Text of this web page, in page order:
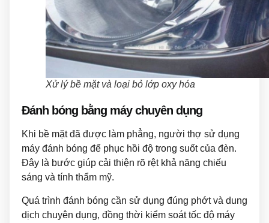
Xử lý bề mặt và loại bỏ lớp oxy hóa
Đánh bóng bằng máy chuyên dụng
Khi bề mặt đã được làm phẳng, người thợ sử dụng
máy đánh bóng để phục hồi độ trong suốt của đèn.
Đây là bước giúp cải thiện rõ rệt khả năng chiếu
sáng và tính thẩm mỹ.
Quá trình đánh bóng cần sử dụng đúng phớt và dung
dịch chuyên dụng, đồng thời kiểm soát tốc độ máy